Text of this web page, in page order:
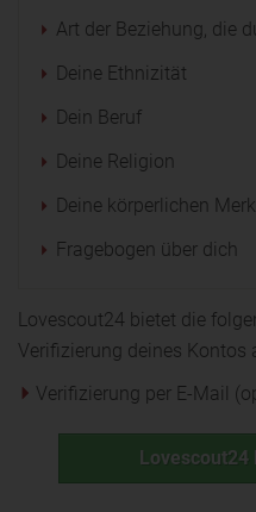
Art der Beziehung, die
Deine Ethnizität
Dein Beruf
Deine Religion
Deine körperlichen
Fragebogen über dich
Lovescout24 bietet die
Verifizierung deines Kontos
Verifizierung per E-Mail